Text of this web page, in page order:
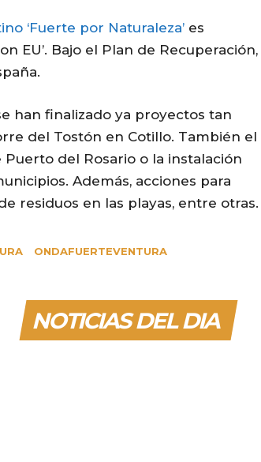
‘Fuerte por Naturaleza’ es
EU’. Bajo el Plan de Recuperación,
han finalizado ya proyectos tan
del Tostón en Cotillo. También el
del Rosario o la instalación
Además, acciones para
residuos en las playas, entre otras.
ONDAFUERTEVENTURA
NOTICIAS DEL DIA